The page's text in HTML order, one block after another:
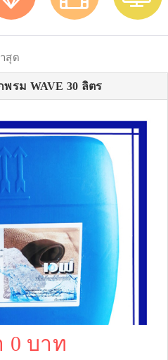
สุด
รม WAVE 30 ลิตร
0 บาท